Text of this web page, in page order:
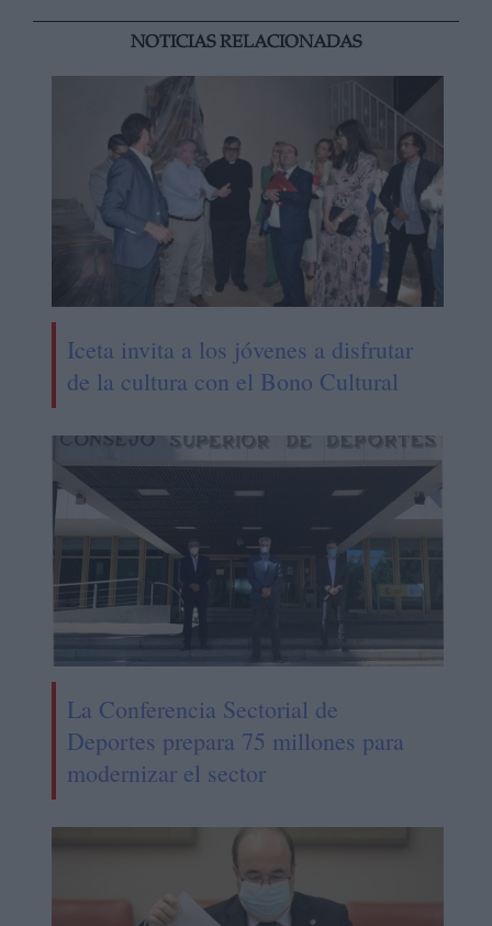
NOTICIAS RELACIONADAS
Iceta invita a los jóvenes a disfrutar
de la cultura con el Bono Cultural
La Conferencia Sectorial de
Deportes prepara 75 millones para
modernizar el sector